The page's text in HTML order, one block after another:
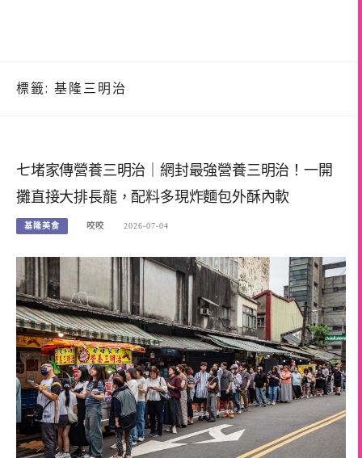
標籤: 基隆三明治
七堵家傳營養三明治｜網封最強營養三明治！一開
攤直接大排長龍，配料多現炸麵包外酥內軟
基隆美食 咬咬 2026-07-04